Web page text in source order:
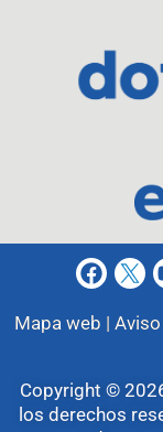
Mapa web |
Copyright ©
los derechos